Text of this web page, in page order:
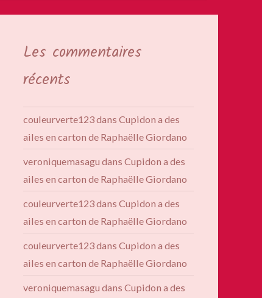
Les commentaires
récents
couleurverte123dans Cupidon a des
ailes en carton de Raphaëlle Giordano
veroniquemasagu dans Cupidon a des
ailes en carton de Raphaëlle Giordano
couleurverte123dans Cupidon a des
ailes en carton de Raphaëlle Giordano
couleurverte123dans Cupidon a des
ailes en carton de Raphaëlle Giordano
veroniquemasagu dans Cupidon a des